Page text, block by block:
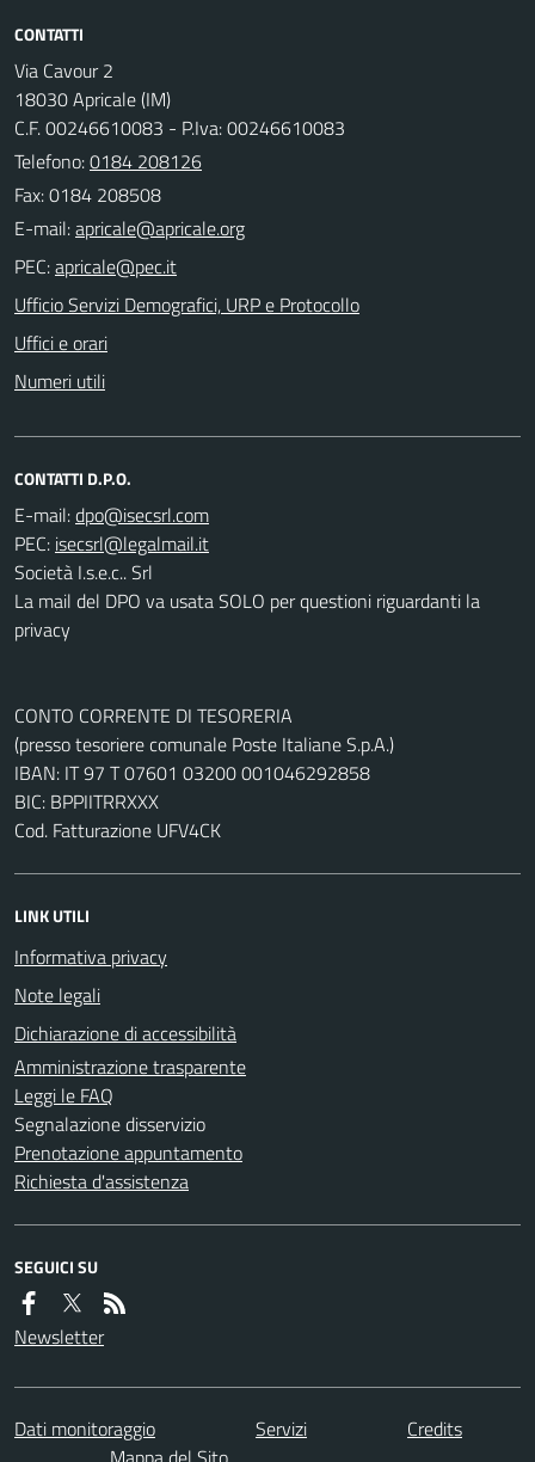
CONTATTI
Via Cavour 2
18030 Apricale (IM)
C.F. 00246610083 - P.Iva: 00246610083
Telefono:0184 208126
Fax: 0184 208508
E-mail:
PEC:
Ufficio Servizi Demografici, URP e Protocollo
Uffici e orari
Numeri utili
CONTATTI D.P.O.
E-mail:
PEC:
Società I.s.e.c.. Srl
La mail del DPO va usata SOLO per questioni riguardanti la
privacy
CONTO CORRENTE DI TESORERIA
(presso tesoriere comunale Poste Italiane S.p.A.)
IBAN: IT 97 T 07601 03200 001046292858
BIC: BPPIITRRXXX
Cod. Fatturazione UFV4CK
LINK UTILI
Informativa privacy
Note legali
Dichiarazione di accessibilità
Amministrazione trasparente
Leggi le FAQ
Segnalazione disservizio
Prenotazione appuntamento
Richiesta d'assistenza
SEGUICI SU
Newsletter
Dati monitoraggio Servizi
Credits